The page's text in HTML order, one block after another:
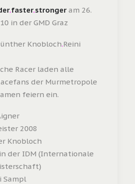
.faster.stronger am 26.
in der GMD Graz
Knobloch.Reini
Racer laden alle
der Murmetropole
feiern ein.
2008
Knobloch
der IDM (Internationale
Sampl